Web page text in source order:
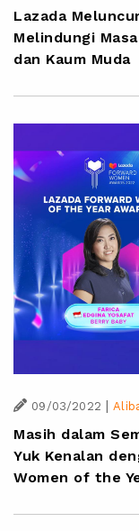
Lazada
Melindungi
dan Kaum Muda
09/03/2022 |
Masih dalam
Yuk Kenalan
Women of the